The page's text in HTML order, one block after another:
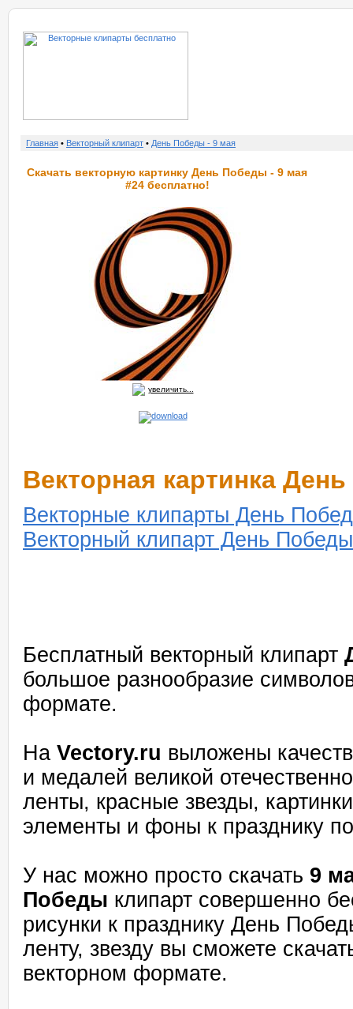
Главная • Векторный клипарт • День Победы - 9 мая
Скачать векторную картинку День Победы - 9 мая
#24 бесплатно!
увеличить...
Векторная картинка
Векторные клипарты День
Векторный клипарт День
Бесплатный векторный клипарт
большое разнообразие
формате.
На Vectory.ru выложены
и медалей великой
ленты, красные звезды,
элементы и фоны к празднику
У нас можно просто скачать 9
Победы клипарт совершенно
рисунки к празднику День
ленту, звезду вы сможете
векторном формате.